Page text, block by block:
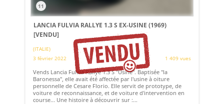
11
LANCIA FULVIA RALLYE 1.3 S EX-USINE (1969)
[VENDU]
(ITALIE)
3 février 2022
1 409 vues
Vends Lancia Fulvia Rallye 1.3 S "Usine". Baptisée "la
Baronessa", elle avait été affectée par l'usine à oiture
personnelle de Cesare Florio. Elle servit de prototype, de
voiture de reconnaissance, et de voiture d'intervention en
course... Une histoire à découvrir sur :...